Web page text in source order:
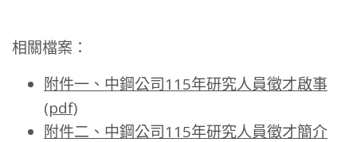
相關檔案：
附件一、中鋼公司115年研究人員徵才啟事
(pdf)
附件二、中鋼公司115年研究人員徵才簡介